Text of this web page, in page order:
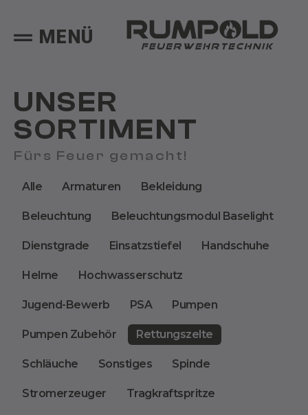
MENÜ
UNSER
SORTIMENT
Fürs Feuer gemacht!
Alle Armaturen Bekleidung
Beleuchtung Beleuchtungsmodul Baselight
Dienstgrade Einsatzstiefel Handschuhe
Helme Hochwasserschutz
Jugend-Bewerb PSA Pumpen
Pumpen Zubehör Rettungszelte
Schläuche Sonstiges Spinde
Stromerzeuger Tragkraftspritze